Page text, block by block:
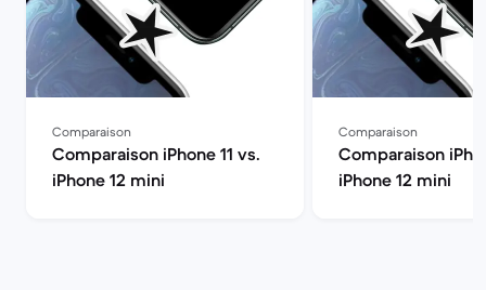
Comparaison
Comparaison iPhone 11 vs.
iPhone 12 mini
Comparaison
Comparaison
iPhone 12 mini